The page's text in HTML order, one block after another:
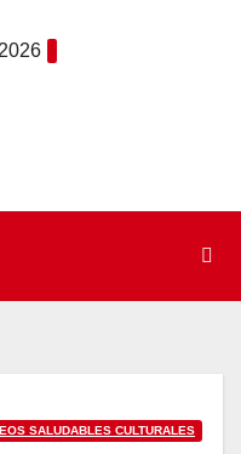
SALUDABLES CULTURALES